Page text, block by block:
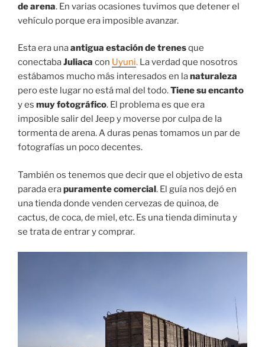
de arena. En varias ocasiones tuvimos que detener el
vehículo porque era imposible avanzar.
Esta era unaantigua estación de trenesque
conectabaJuliaca con Uyuni. La verdad que nosotros
estábamos mucho más interesados en lanaturaleza
pero este lugar no está mal del todo.Tiene su encanto
y es muy fotográfico. El problema es que era
imposible salir del Jeep y moverse por culpa de la
tormenta de arena. A duras penas tomamos un par de
fotografías un poco decentes.
También os tenemos que decir que el objetivo de esta
parada erapuramente comercial. El guía nos dejó en
una tienda donde venden cervezas de quinoa, de
cactus, de coca, de miel, etc. Es una tienda diminuta y
se trata de entrar y comprar.